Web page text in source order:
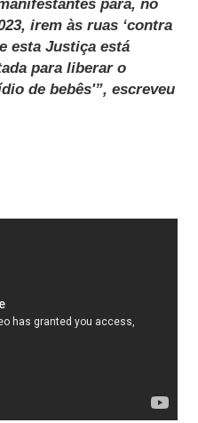
para, no
irem às ruas ‘contra
esta Justiça está
para liberar o
de bebês'”, escreveu